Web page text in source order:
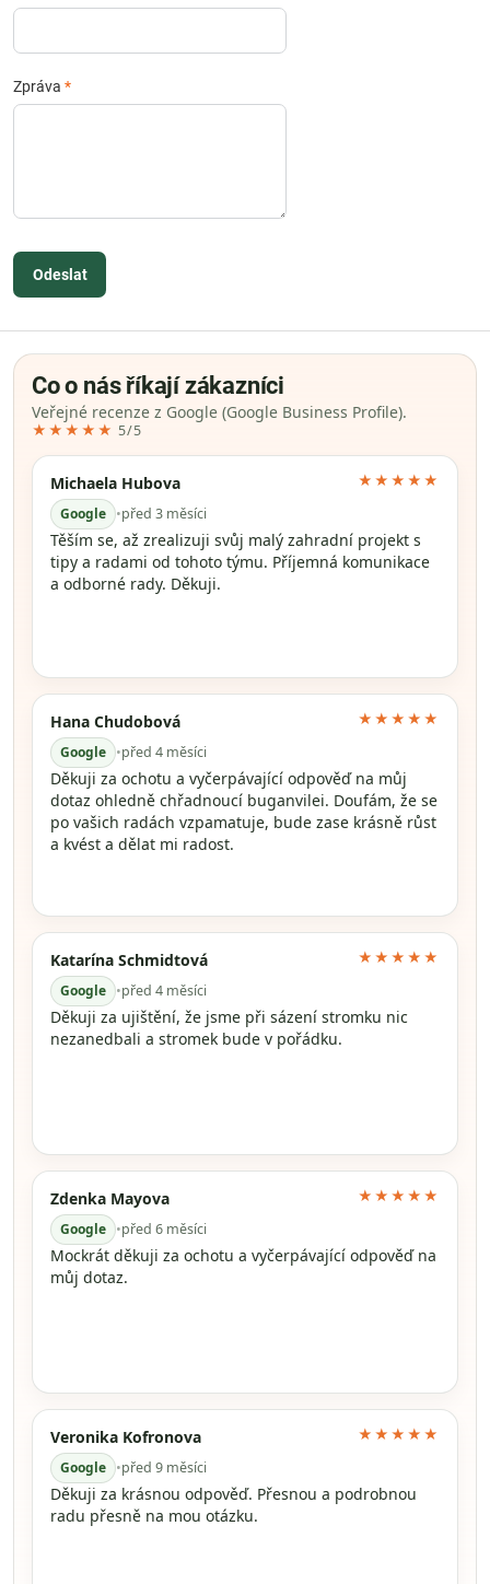
Zpráva *
Odeslat
Co o nás říkají zákazníci
Veřejné recenze z Google (Google Business Profile).
★★★★★ 5/5
Michaela Hubova
Google •před 3 měsíci
★★★★★
Těším se, až zrealizuji svůj malý zahradní projekt s
tipy a radami od tohoto týmu. Příjemná komunikace
a odborné rady. Děkuji.
Hana Chudobová
Google •před 4 měsíci
★★★★★
Děkuji za ochotu a vyčerpávající odpověď na můj
dotaz ohledně chřadnoucí buganvilei. Doufám, že se
po vašich radách vzpamatuje, bude zase krásně růst
a kvést a dělat mi radost.
Katarína Schmidtová
Google •před 4 měsíci
★★★★★
Děkuji za ujištění, že jsme při sázení stromku nic
nezanedbali a stromek bude v pořádku.
Zdenka Mayova
Google •před 6 měsíci
★★★★★
Mockrát děkuji za ochotu a vyčerpávající odpověď na
můj dotaz.
Veronika Kofronova
Google •před 9 měsíci
★★★★★
Děkuji za krásnou odpověď. Přesnou a podrobnou
radu přesně na mou otázku.